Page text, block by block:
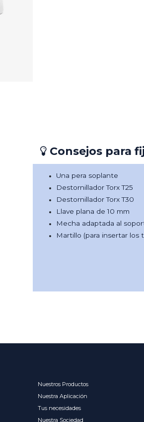
Consejos para
Una pera soplante
Destornillador Torx T25
Destornillador Torx T30
Llave plana de 10 mm
Mecha adaptada al
Martillo (para insertar los
Nuestros Productos
Nuestra Aplicación
Tus necesidades
Nuestra Sociedad